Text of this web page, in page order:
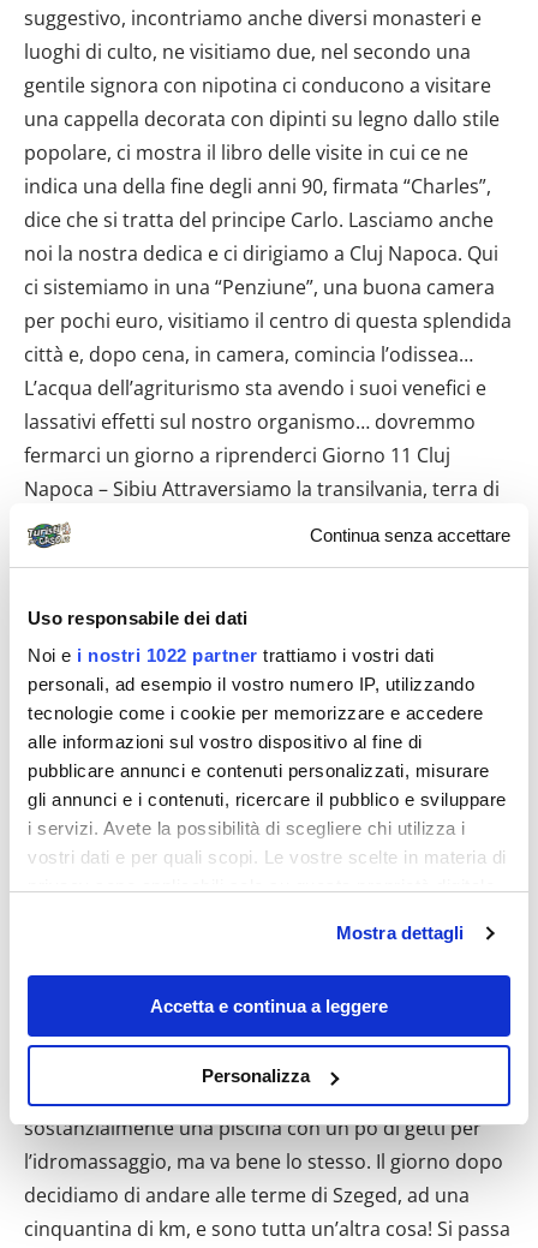
Continua senza accettare
Uso responsabile dei dati
Noi e i nostri 1022 partner trattiamo i vostri dati
personali, ad esempio il vostro numero IP, utilizzando
tecnologie come i cookie per memorizzare e accedere
alle informazioni sul vostro dispositivo al fine di
pubblicare annunci e contenuti personalizzati, misurare
gli annunci e i contenuti, ricercare il pubblico e sviluppare
i servizi. Avete la possibilità di scegliere chi utilizza i
vostri dati e per quali scopi. Le vostre scelte in materia di
modificare o revocare il proprio consenso in qualsiasi
momento dalla Dichiarazione sui cookie o facendo clic
sull'icona di attivazione della privacy.
raccogliere informazioni sulla tua posizione
geografica, con un'approssimazione di qualche
Identificare il tuo dispositivo, scansionandolo
attivamente alla ricerca di caratteristiche specifiche
(impronte digitali).
Mostra dettagli
Accetta e continua a leggere
Personalizza